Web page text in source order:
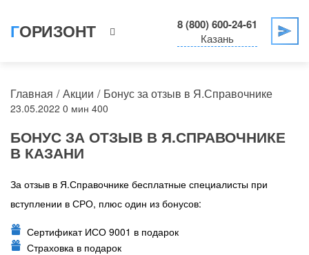
ГОРИЗОНТ 8 (800) 600-24-61
Казань
Главная Акции Бонус за отзыв в Я.Справочнике
23.05.2022 0 мин 400
БОНУС ЗА ОТЗЫВ В Я.СПРАВОЧНИКЕ
В КАЗАНИ
За отзыв в Я.Справочнике бесплатные специалисты при
вступлении в СРО, плюс один из бонусов:
Сертификат ИСО 9001 в подарок
Страховка в подарок